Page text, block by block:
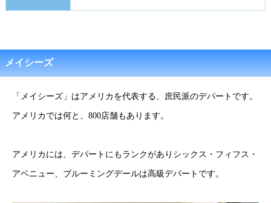
メイシーズ
「メイシーズ」はアメリカを代表する、庶民派のデパートです。
アメリカでは何と、800店舗もあります。
アメリカには、デパートにもランクがありシックス・フィフス・
アベニュー、ブルーミングデールは高級デパートです。